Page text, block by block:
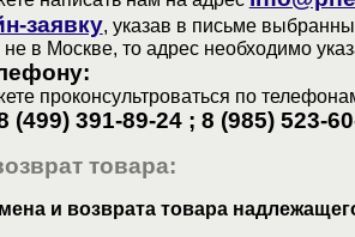
заявку, указав в письме
в Москве, то адрес необходимо
проконсультроваться по
(499) 391-89-24 ; 8 (985) 523-
товара:
и возврата товара